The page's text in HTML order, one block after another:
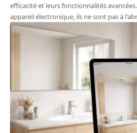
efficacité et leurs fonctionnalités
appareil électronique, ils ne sont pas à